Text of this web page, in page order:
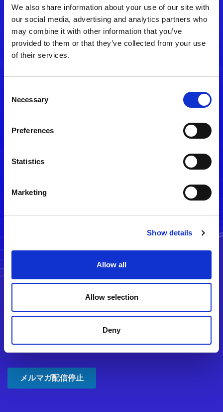
We also share information about your use of our site with
our social media, advertising and analytics partners who
may combine it with other information that you’ve
provided to them or that they’ve collected from your use
of their services.
Selection
Necessary
Preferences
Statistics
Marketing
Show details
Allow all
Allow selection
Deny
メールアドレスをご確認のうえ、
再度手続きを行ってください。
メルマガ配信停止